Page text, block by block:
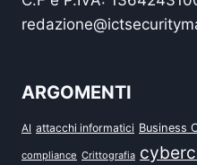
ARGOMENTI
AI attacchi informatici Business
compliance Crittografia